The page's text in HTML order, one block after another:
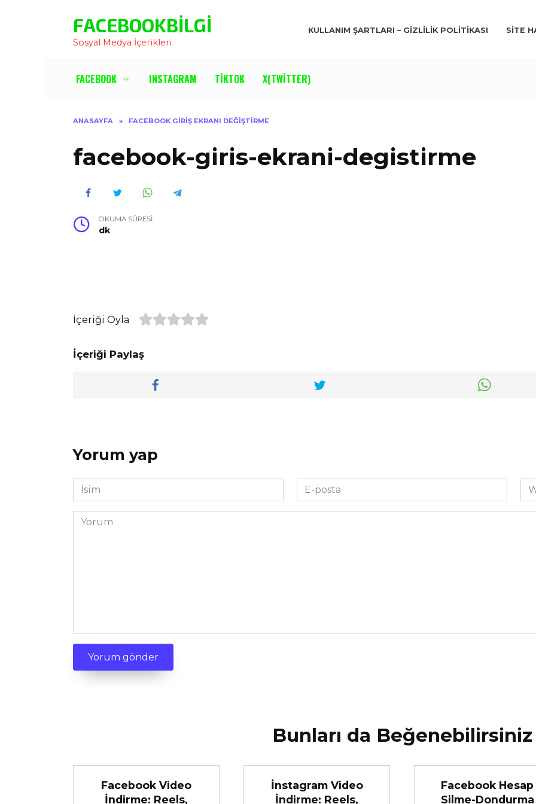
FACEBOOKBILGI
Sosyal Medya İçerikleri
KULLANIM ŞARTLARI – GIZLILIK POLITIKASI SITE
FACEBOOK INSTAGRAM TIKTOK X(TWITTER)
ANASAYFA » FACEBOOK GIRIŞ EKRANI DEĞIŞTIRME
facebook-giris-ekrani-degistirme
OKUMA SÜRESI
dk
İçeriği Oyla
İçeriği Paylaş
Yorum yap
İsim
*
E-
posta
*
Yorum
Bunları da Beğenebilirsiniz
Facebook Video
İndirme: Reels,
İnstagram Video
İndirme: Reels,
Facebook Hesap
Silme-Dondurma